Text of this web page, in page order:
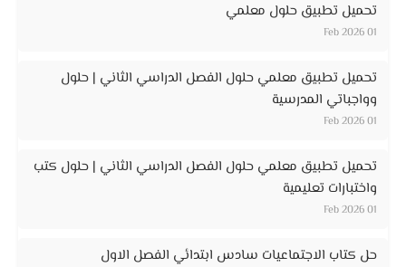
تحميل تطبيق حلول معلمي
01 Feb 2026
تحميل تطبيق معلمي حلول الفصل الدراسي الثاني | حلول
وواجباتي المدرسية
01 Feb 2026
تحميل تطبيق معلمي حلول الفصل الدراسي الثاني | حلول كتب
واختبارات تعليمية
01 Feb 2026
حل كتاب الاجتماعيات سادس ابتدائي الفصل الاول